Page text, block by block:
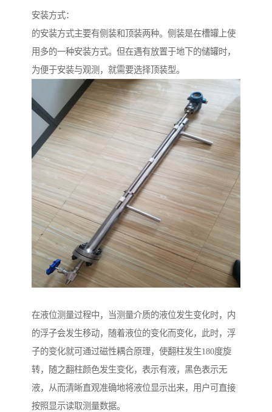
安装方式：
的安装方式主要有侧装和顶装两种。侧装是在槽罐上使
用多的一种安装方式。但在遇有放置于地下的储罐时，
为便于安装与观测，就需要选择顶装型。
在液位测量过程中，当测量介质的液位发生变化时，内
的浮子会发生移动，随着液位的变化而变化，此时，浮
子的变化就可通过磁性耦合原理，使翻柱发生180度旋
转，随之翻柱颜色发生变化，表示有液，黑色表示无
液，从而清晰直观准确地将液位显示出来，用户可直接
按照显示读取测量数据。